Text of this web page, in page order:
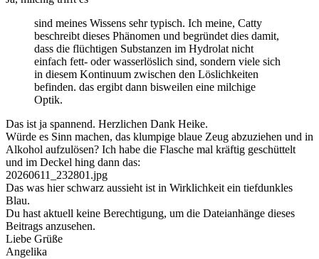
sind meines Wissens sehr typisch. Ich meine, Catty
beschreibt dieses Phänomen und begründet dies damit,
dass die flüchtigen Substanzen im Hydrolat nicht
einfach fett- oder wasserlöslich sind, sondern viele sich
in diesem Kontinuum zwischen den Löslichkeiten
befinden. das ergibt dann bisweilen eine milchige
Optik.
Das ist ja spannend. Herzlichen Dank Heike.
Würde es Sinn machen, das klumpige blaue Zeug abzuziehen und in
Alkohol aufzulösen? Ich habe die Flasche mal kräftig geschüttelt
und im Deckel hing dann das:
20260611_232801.jpg
Das was hier schwarz aussieht ist in Wirklichkeit ein tiefdunkles
Blau.
Du hast aktuell keine Berechtigung, um die Dateianhänge dieses
Beitrags anzusehen.
Liebe Grüße
Angelika